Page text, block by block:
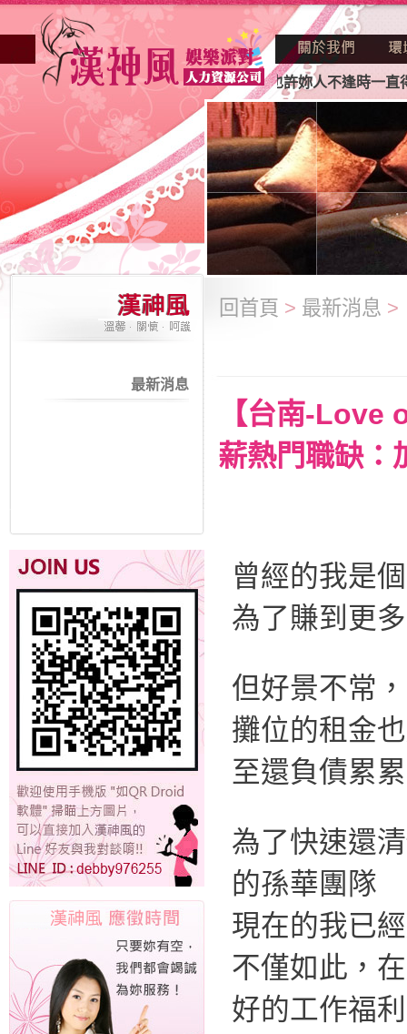
妳正因不景氣的年代找不到工作？也許妳人不逢時一直得不
最新消息
回首頁 > 最新消息 >
【台南-Love
薪熱門職缺：
曾經的我是
為了賺到更
但好景不常
攤位的租金
至還負債累
為了快速還
的孫華團隊
現在的我已
不僅如此，
好的工作福利